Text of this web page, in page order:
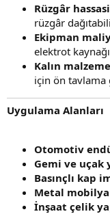
Rüzgâr
rüzgâr
Ekipman
elektrot
Kalın
için ön tavlama
Uygulama Alanları
Otomotiv
Gemi ve uçak
Basınçlı kap
Metal
İnşaat çelik